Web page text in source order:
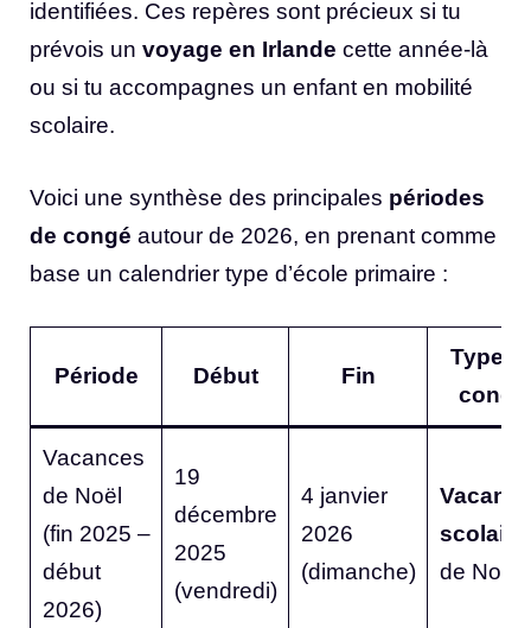
identifiées. Ces repères sont précieux si tu
prévois un voyage en Irlande cette année-là
ou si tu accompagnes un enfant en mobilité
scolaire.
Voici une synthèse des principales périodes
de congé autour de 2026, en prenant comme
base un calendrier type d’école primaire :
Période Début Fin
Type
congé
Vacances
de Noël
(fin 2025 –
début
2026)
19
décembre
2025
(vendredi)
4 janvier
2026
(dimanche)
de Noël